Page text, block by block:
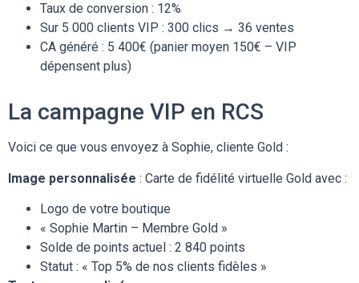
Taux de conversion : 12%
Sur 5 000 clients VIP : 300 clics → 36 ventes
CA généré : 5 400€ (panier moyen 150€ – VIP
dépensent plus)
La campagne VIP en RCS
Voici ce que vous envoyez à Sophie, cliente Gold :
Image personnalisée : Carte de fidélité virtuelle Gold avec :
Logo de votre boutique
« Sophie Martin – Membre Gold »
Solde de points actuel : 2 840 points
Statut : « Top 5% de nos clients fidèles »